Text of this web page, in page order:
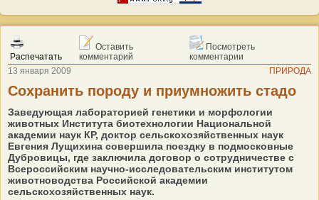
Распечатать
Оставить
комментарий
Посмотреть
комментарии
13 января 2009
ПРИРОДА
Сохранить породу и приумножить стадо
Заведующая лабораторией генетики и морфологии
животных Института биотехнологии Национальной
академии наук КР, доктор сельскохозяйственных наук
Евгения Лущихина совершила поездку в подмосковные
Дубровицы, где заключила договор о сотрудничестве с
Всероссийским научно-исследовательским институтом
животноводства Российской академии
сельскохозяйственных наук.